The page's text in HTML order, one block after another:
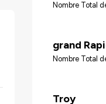
Nombre Total
grand
Nombre Total
Troy